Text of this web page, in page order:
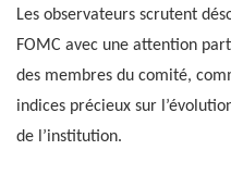
Les observateurs scrutent
FOMC avec une attention
des membres du comité,
indices précieux sur
de l’institution.